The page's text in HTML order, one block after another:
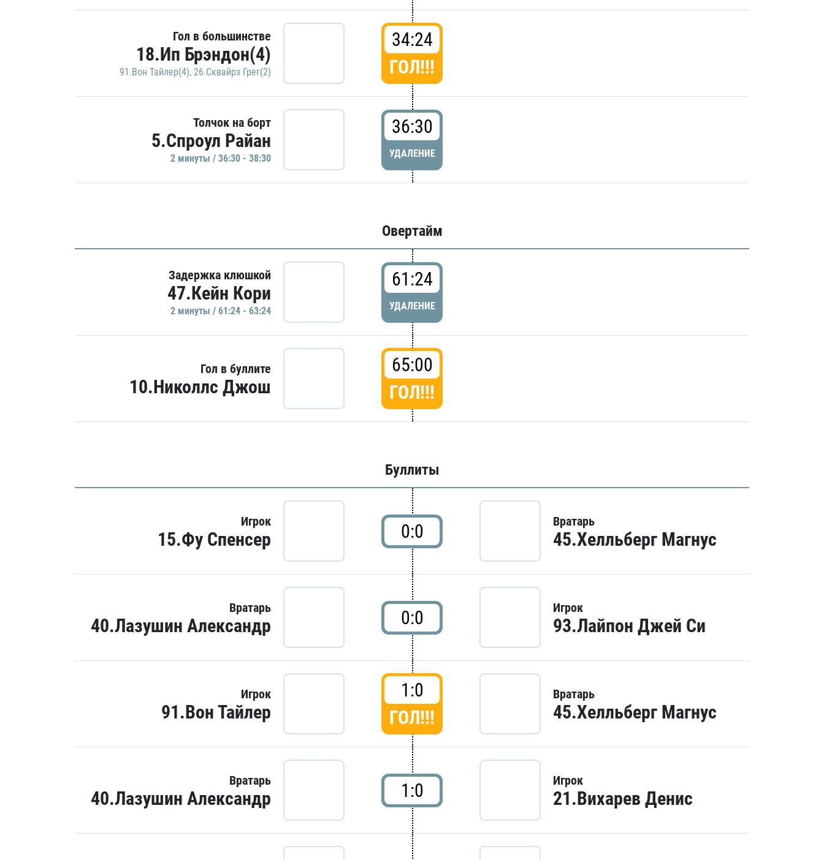
Гол в большинстве
18.Ип Брэндон(4)
91.Вон Тайлер(4), 26.Сквайрз Грег(2)
34:24
ГОЛ!!!
Толчок на борт
5.Спроул Райан
2 минуты / 36:30 - 38:30
36:30
УДАЛЕНИЕ
Овертайм
Задержка клюшкой
47.Кейн Кори
2 минуты / 61:24 - 63:24
61:24
УДАЛЕНИЕ
Гол в буллите
10.Николлс Джош
65:00
ГОЛ!!!
Буллиты
Игрок
15.Фу Спенсер 0:0 Вратарь
45.Хелльберг Магнус
Вратарь
40.Лазушин Александр 0:0 Игрок
93.Лайпон Джей Си
Игрок
91.Вон Тайлер
1:0
ГОЛ!!!
Вратарь
45.Хелльберг Магнус
Вратарь
40.Лазушин Александр 1:0 Игрок
21.Вихарев Денис